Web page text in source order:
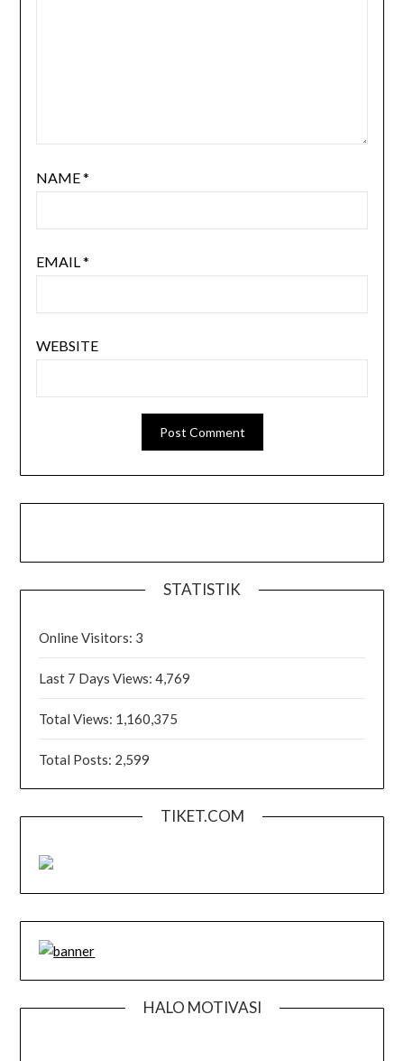
NAME*
EMAIL*
WEBSITE
STATISTIK
Online Visitors: 3
Last 7 Days Views:4,769
Total Views: 1,160,375
Total Posts: 2,599
TIKET.COM
HALO MOTIVASI